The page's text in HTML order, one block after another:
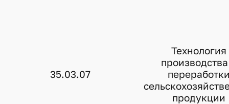
35.03.07
Технология
продукции